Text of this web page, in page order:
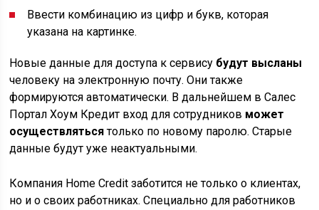
Ввести комбинацию из цифр и букв, которая
указана на картинке.
Новые данные для доступа к сервису будут высланы
человеку на электронную почту. Они также
формируются автоматически. В дальнейшем в Салес
Портал Хоум Кредит вход для сотрудников может
осуществлятьсятолько по новому паролю. Старые
данные будут уже неактуальными.
Компания Home Сredit заботится не только о клиентах,
но и о своих работниках. Специально для работников